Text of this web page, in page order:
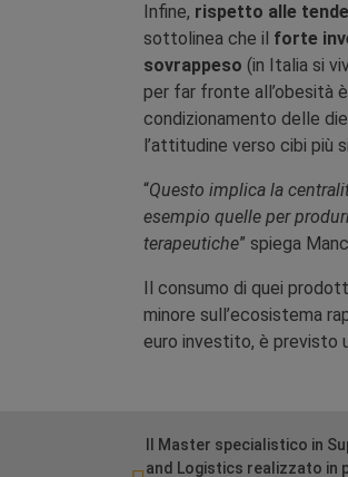
Infine, rispetto alle
sottolinea che il forte
sovrappeso (in Italia si
per far fronte all’obesità
condizionamento delle
l’attitudine verso cibi più
“Questo implica la
esempio quelle per
terapeutiche” spiega
Il consumo di quei
minore sull’ecosistema
euro investito, è previsto
Il Master specialistico in
and Logistics realizzato in